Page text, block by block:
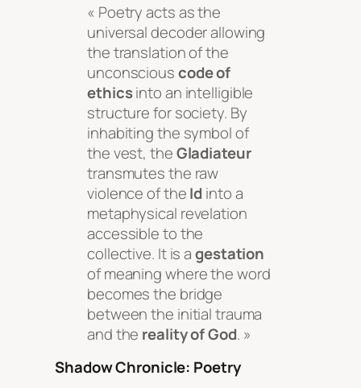
« Poetry acts as the
universal decoder allowing
the translation of the
unconsciouscode of
ethicsinto an intelligible
structure for society. By
inhabiting the symbol of
the vest, theGladiateur
transmutes the raw
violence of theId into a
metaphysical revelation
accessible to the
collective. It is agestation
of meaning where the word
becomes the bridge
between the initial trauma
and the reality of God. »
Shadow Chronicle: Poetry